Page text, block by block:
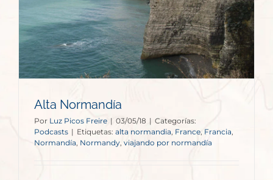
Alta Normandía
Por Luz Picos Freire | 03/05/18 | Categorías:
Podcasts | Etiquetas: alta normandia France Francia
Normandía Normandy viajando por normandía